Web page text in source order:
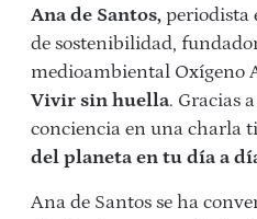
Ana de Santos, periodista
de sostenibilidad,
medioambiental Oxígeno
Vivir sin huella. Gracias
conciencia en una charla
del planeta en tu día a
Ana de Santos se ha